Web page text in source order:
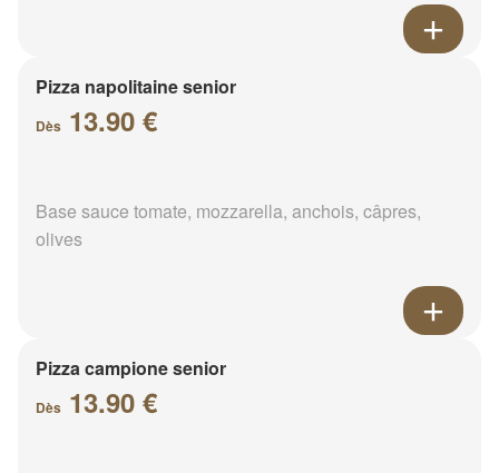
Pizza napolitaine senior
Dès 13.90 €
Base sauce tomate, mozzarella, anchois, câpres,
olives
Pizza campione senior
Dès 13.90 €